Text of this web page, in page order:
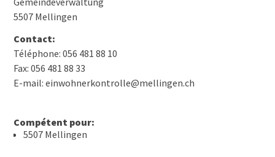
5507 Mellingen
Contact:
Téléphone: 056 481 88 10
Fax: 056 481 88 33
E-mail: einwohnerkontrolle@mellingen.ch
Compétent pour:
5507 Mellingen